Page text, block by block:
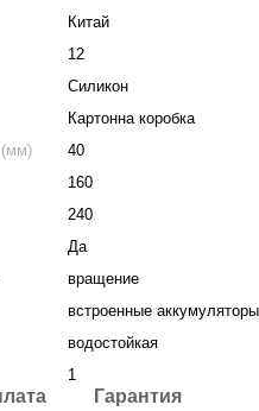
Китай
12
Силикон
Картонна коробка
(мм)
40
160
240
Да
вращение
встроенные аккумуляторы
водостойкая
1
Гарантия